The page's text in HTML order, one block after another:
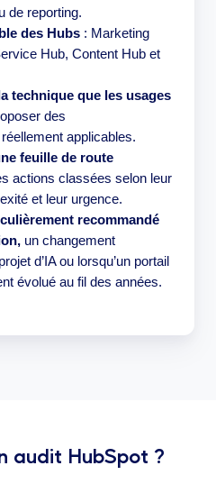
de reporting.
des Hubs : Marketing
Hub, Content Hub et
technique que les usages
des
applicables.
feuille de route
actions classées selon leur
et leur urgence.
recommandé
un changement
d’IA ou lorsqu’un portail
évolué au fil des années.
audit HubSpot ?